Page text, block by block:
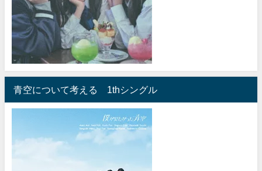
青空について考える 1thシングル